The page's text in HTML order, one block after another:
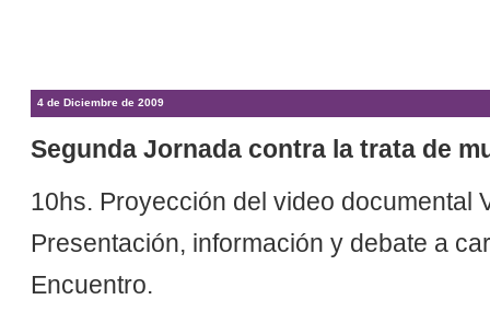
4 de Diciembre de 2009
Segunda Jornada contra la trata de
10hs. Proyección del video
Presentación, información y debate a
Encuentro.